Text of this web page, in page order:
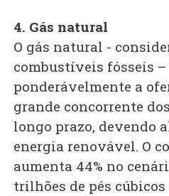
4. Gás natural
O gás natural -
combustíveis fósseis
ponderávelmente a
grande concorrente
longo prazo, devendo
energia renovável. O
aumenta 44% no
trilhões de pés cúbicos